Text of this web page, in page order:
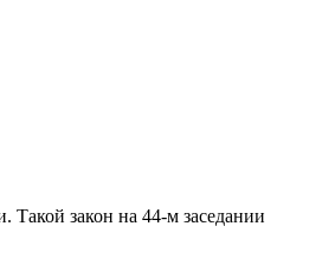
Такой закон на 44-м заседании